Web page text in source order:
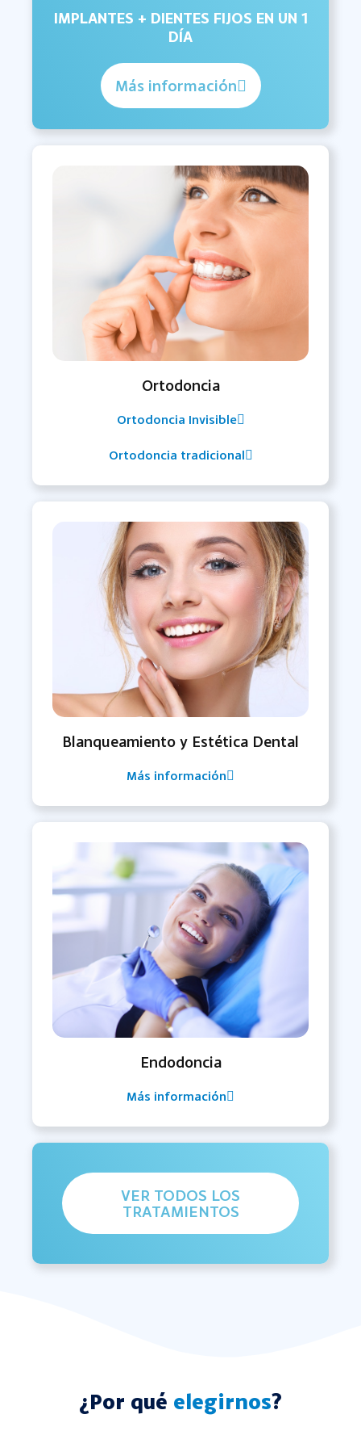
IMPLANTES + DIENTES FIJOS EN UN 1
DÍA
Más información
Ortodoncia
Ortodoncia Invisible
Ortodoncia tradicional
Blanqueamiento y Estética Dental
Más información
Endodoncia
Más información
VER TODOS LOS
TRATAMIENTOS
¿Por qué elegirnos?